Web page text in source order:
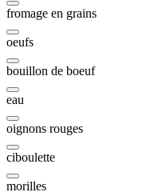
fromage en grains
oeufs
bouillon de boeuf
eau
oignons rouges
ciboulette
morilles